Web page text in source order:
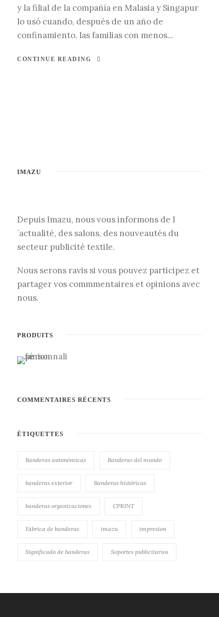
y la filial de la compañía en Malasia y Singapur
lo usó cuando, después de un año de
confinamiento, las familias con menos...
CONTINUE READING
IMAZU
Depuis Imazu, nous vous informons de l
´actualité, des salons, des nouveautés du
secteur publicité textile.
Nous serons ravis si vous pouvez participez et
partager vos commmentaires et opinions avec
nous.
PRODUITS
COMMENTAIRES RÉCENTS
ÉTIQUETTES
Banderas autonómicas Banderas del mundo
banderas exterior Banderas históricas
banderas organizaciones CPRINT
Fábrica de banderas imazu impresion
Significado de banderas Soportes publicitarios